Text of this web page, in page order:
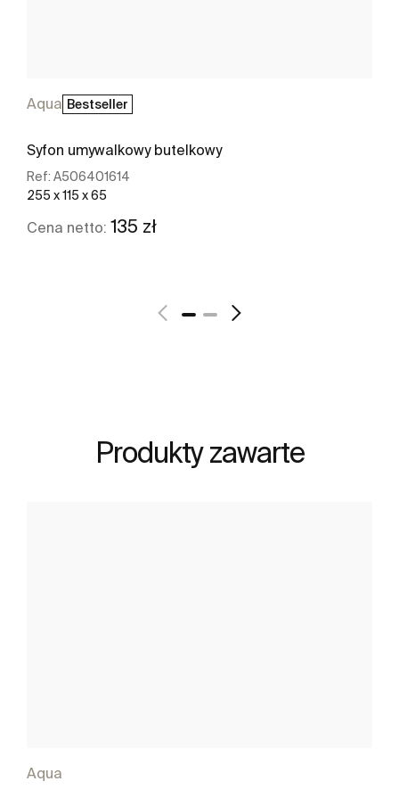
Aqua Bestseller
Syfon umywalkowy butelkowy
Ref: A506401614
255 x 115 x 65
Cena netto: 135 zł
Produkty zawarte
Aqua